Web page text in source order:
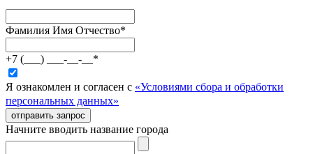
Фамилия Имя Отчество*
+7 (___) ___-__-__ *
Я ознакомлен и согласен с «Условиями сбора и обработки
персональных данных»
отправить запрос
Начните вводить название города